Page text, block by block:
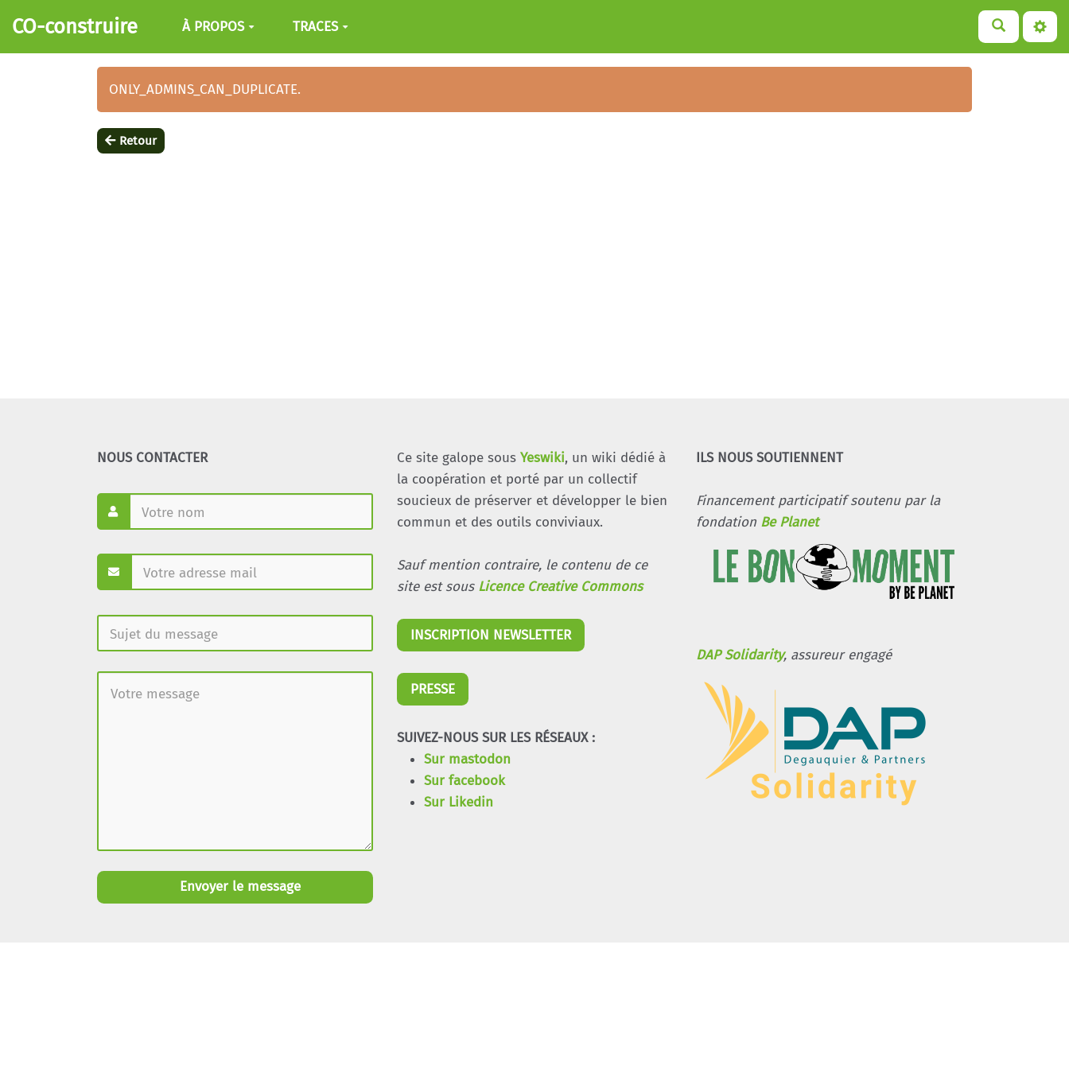
Aller au contenu principal
CO-construire À PROPOS TRACES
ONLY_ADMINS_CAN_DUPLICATE.
Retour
NOUS CONTACTER
Envoyer le message
Ce site galope sous Yeswiki, un wiki dédié à
la coopération et porté par un collectif
soucieux de préserver et développer le bien
commun et des outils conviviaux.
Sauf mention contraire, le contenu de ce
site est sous Licence Creative Commons
INSCRIPTION NEWSLETTER
PRESSE
SUIVEZ-NOUS SUR LES RÉSEAUX :
Sur mastodon
Sur facebook
Sur Likedin
ILS NOUS SOUTIENNENT
Financement participatif soutenu par la
fondation Be Planet
DAP Solidarity, assureur engagé